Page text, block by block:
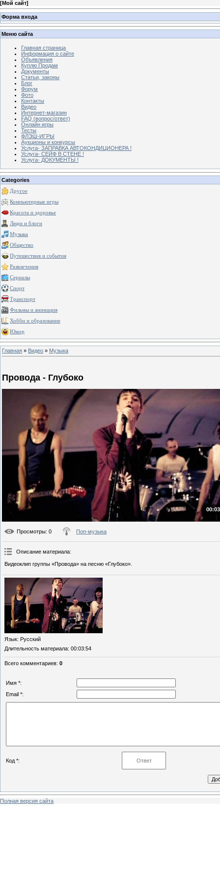
[Мой сайт]
Форма входа
Меню сайта
Главная страница
Информация о сайте
Объявления
Куплю Продам
Документы
Статьи, законы
Блог
Форум
Фото
Контакты
Видео
Интернет-магазин
FAQ (вопрос/ответ)
Онлайн игры
Тесты
ФЛЭШ-ИГРЫ
Аукционы и конкурсы
Услуга- ЗАПРАВКА АВТОКОНДИЦИОНЕРА !
Услуга- СЕЙФ В СТЕНЕ !
Услуга- ДОКУМЕНТЫ !
Categories
Другое
Компьютерные игры
Красота и здоровье
Люди и блоги
Музыка
Общество
Путешествия и события
Развлечения
Сериалы
Спорт
Транспорт
Фильмы и анимация
Хобби и образование
Юмор
Главная » Видео » Музыка
Провода - Глубоко
Просмотры: 0 Поп-музыка
Описание материала:
Видеоклип группы «Провода» на песню «Глубоко».
Язык: Русский
Длительность материала: 00:03:54
Всего комментариев: 0
Имя *:
Email *:
Код *:
Полная версия сайта